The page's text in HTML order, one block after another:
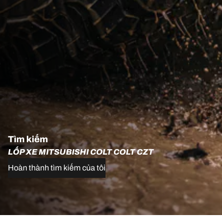
Tìm kiếm
LỐP XE MITSUBISHI COLT COLT CZT
Hoàn thành tìm kiếm của tôi